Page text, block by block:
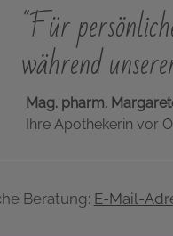
"Für
während
Mag. pharm.
Ihre Apothekerin vor
Beratung: E-Mail-